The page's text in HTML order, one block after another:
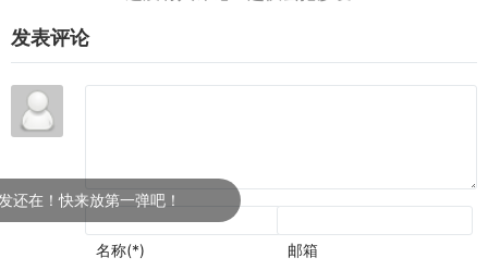
发表评论
名称(*) 邮箱
快来放第一弹吧！